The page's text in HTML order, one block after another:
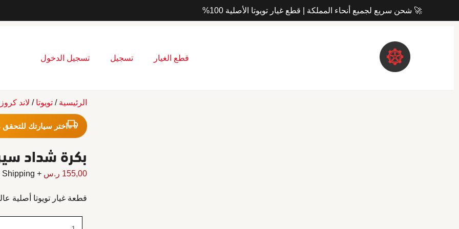
🚀 شحن سريع لجميع أنحاء المملكة | قطع غيار تويوتا الأصلية 100%
قطع الغيار تسجيل تسجيل الدخول
الرئيسية / تويوتا / لاند
اختر سيارتك للتحقق
بكرة شداد سير جيب
155,00 ر.س + Free Shipping
قطعة غيار تويوتا أصلية